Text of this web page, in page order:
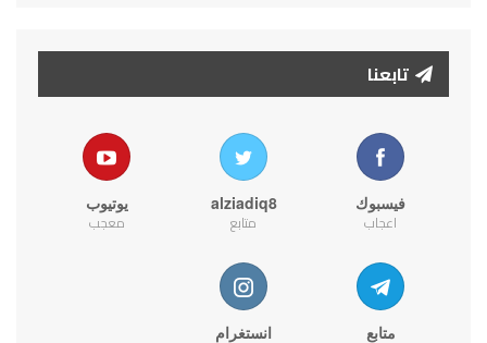
تابعنا
فيسبوك
اعجاب
alziadiq8
متابع
يوتيوب
معجب
متابع انستغرام